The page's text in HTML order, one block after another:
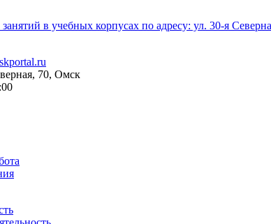
в учебных корпусах по адресу: ул. 30-я
70, Омск